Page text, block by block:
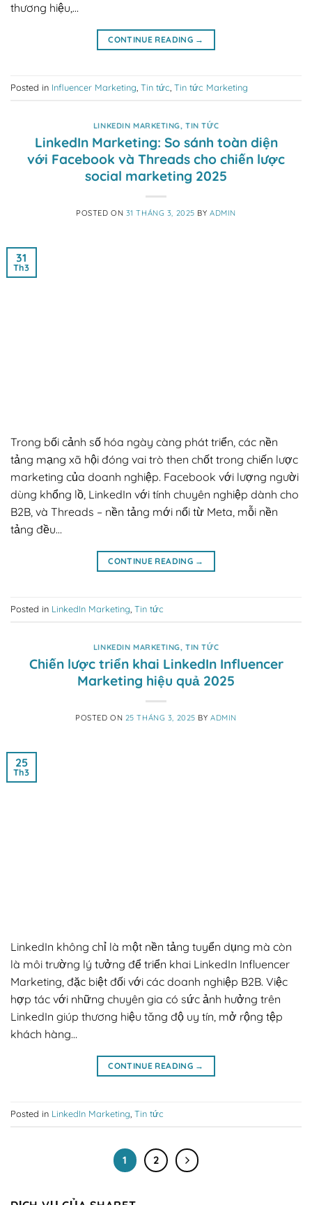
thương hiệu,…
CONTINUE READING →
Posted in Influencer Marketing, Tin tức, Tin tức Marketing
LINKEDIN MARKETING,TIN TỨC
LinkedIn Marketing: So sánh toàn diện
với Facebook và Threads cho chiến lược
social marketing 2025
POSTED ON 31 THÁNG 3, 2025 BY ADMIN
31
Th3
Trong bối cảnh số hóa ngày càng phát triển, các nền
tảng mạng xã hội đóng vai trò then chốt trong chiến lược
marketing của doanh nghiệp. Facebook với lượng người
dùng khổng lồ, LinkedIn với tính chuyên nghiệp dành cho
B2B, và Threads – nền tảng mới nổi từ Meta, mỗi nền
tảng đều…
CONTINUE READING →
Posted in LinkedIn Marketing, Tin tức
LINKEDIN MARKETING,TIN TỨC
Chiến lược triển khai LinkedIn Influencer
Marketing hiệu quả 2025
POSTED ON 25 THÁNG 3, 2025 BY ADMIN
25
Th3
LinkedIn không chỉ là một nền tảng tuyển dụng mà còn
là môi trường lý tưởng để triển khai LinkedIn Influencer
Marketing, đặc biệt đối với các doanh nghiệp B2B. Việc
hợp tác với những chuyên gia có sức ảnh hưởng trên
LinkedIn giúp thương hiệu tăng độ uy tín, mở rộng tệp
khách hàng…
CONTINUE READING →
Posted in LinkedIn Marketing, Tin tức
1 2